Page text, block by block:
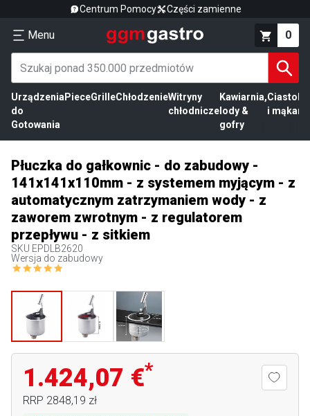
Centrum Pomocy Części zamienne
Menu 0
Urządzenia
do
Gotowania
PieceGrilleChłodzenieWitryny
chłodnicze
Kawiarnia,
lody &
gofry
Ciasto
i mąka
Płuczka do gałkownic - do zabudowy -
141x141x110mm - z systemem myjącym - z
automatycznym zatrzymaniem wody - z
zaworem zwrotnym - z regulatorem
przepływu - z sitkiem
SKU EPDLB2620
Wersja do zabudowy
1.424,07 €*
RRP 2848,19 zł